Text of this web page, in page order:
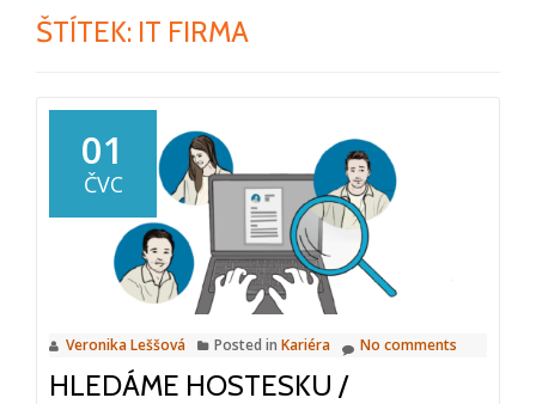
ŠTÍTEK: IT FIRMA
01
ČVC
Veronika Leššová Posted in Kariéra No comments
HLEDÁME HOSTESKU /